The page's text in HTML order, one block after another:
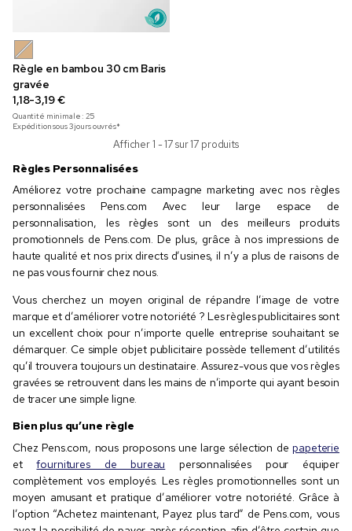
Règle en bambou 30 cm Baris
gravée
1,18-3,19 €
Quantité minimale :25
Expédition sous 3 jours ouvrés*
Afficher 1 - 17 sur 17 produits
Règles Personnalisées
Améliorez votre prochaine campagne marketing avec nos règles
personnalisées Pens.com Avec leur large espace de
personnalisation, les règles sont un des meilleurs produits
promotionnels de Pens.com. De plus, grâce à nos impressions de
haute qualité et nos prix directs d’usines, il n’y a plus de raisons de
ne pas vous fournir chez nous.
Vous cherchez un moyen original de répandre l’image de votre
marque et d’améliorer votre notoriété ? Les règles publicitaires sont
un excellent choix pour n’importe quelle entreprise souhaitant se
démarquer. Ce simple objet publicitaire possède tellement d’utilités
qu’il trouvera toujours un destinataire. Assurez-vous que vos règles
gravées se retrouvent dans les mains de n’importe qui ayant besoin
de tracer une simple ligne.
Bien plus qu’une règle
Chez Pens.com, nous proposons une large sélection depapeterie
etfournitures de bureau personnalisées pour équiper
complètement vos employés. Les règles promotionnelles sont un
moyen amusant et pratique d’améliorer votre notoriété. Grâce à
l’option “Achetez maintenant, Payez plus tard” de Pens.com, vous